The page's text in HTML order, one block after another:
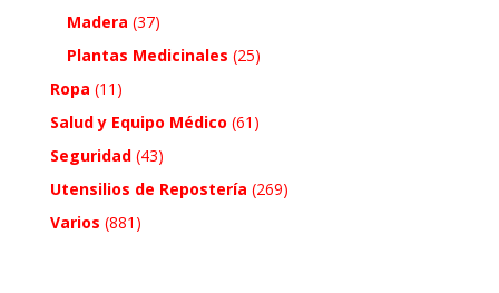
Madera (37)
Plantas Medicinales (25)
Ropa (11)
Salud y Equipo Médico (61)
Seguridad (43)
Utensilios de Repostería (269)
Varios (881)